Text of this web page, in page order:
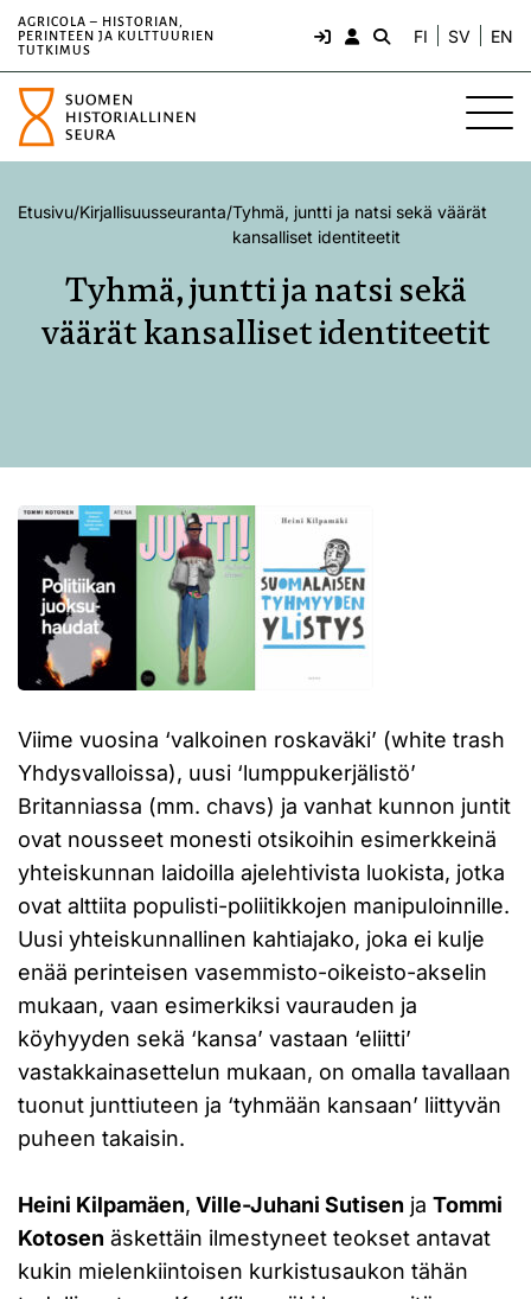
AGRICOLA – HISTORIAN,
PERINTEEN JA KULTTUURIEN
TUTKIMUS
FI SV EN
Etusivu/Kirjallisuusseuranta/Tyhmä, juntti ja natsi sekä väärät
kansalliset identiteetit
Tyhmä, juntti ja natsi sekä
väärät kansalliset identiteetit
Viime vuosina ‘valkoinen roskaväki’ (white trash
Yhdysvalloissa), uusi ‘lumppukerjälistö’
Britanniassa (mm. chavs) ja vanhat kunnon juntit
ovat nousseet monesti otsikoihin esimerkkeinä
yhteiskunnan laidoilla ajelehtivista luokista, jotka
ovat alttiita populisti-poliitikkojen manipuloinnille.
Uusi yhteiskunnallinen kahtiajako, joka ei kulje
enää perinteisen vasemmisto-oikeisto-akselin
mukaan, vaan esimerkiksi vaurauden ja
köyhyyden sekä ‘kansa’ vastaan ‘eliitti’
vastakkainasettelun mukaan, on omalla tavallaan
tuonut junttiuteen ja ‘tyhmään kansaan’ liittyvän
puheen takaisin.
Heini Kilpamäen, Ville-Juhani Sutisen ja Tommi
Kotosen äskettäin ilmestyneet teokset antavat
kukin mielenkiintoisen kurkistusaukon tähän